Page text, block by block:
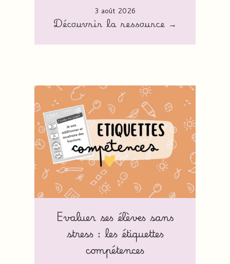
3 août 2026
Découvrir la ressource →
Evaluer ses élèves sans
stress : les étiquettes
compétences